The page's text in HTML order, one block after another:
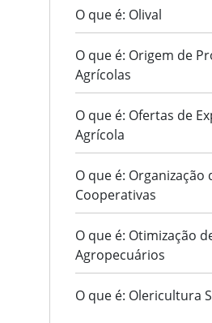
O que é: Olival
O que é: Origem de
Agrícolas
O que é: Ofertas de
Agrícola
O que é: Organização
Cooperativas
O que é: Otimização
Agropecuários
O que é: Olericultura